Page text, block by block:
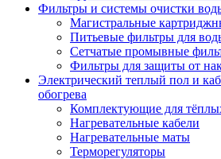
Фильтры и системы очистки
Магистральные
Питьевые фильтры для
Сетчатые промывные
Фильтры для защиты от
Электрический теплый пол и
обогрева
Комплектующие для
Нагревательные кабели
Нагревательные маты
Терморегуляторы